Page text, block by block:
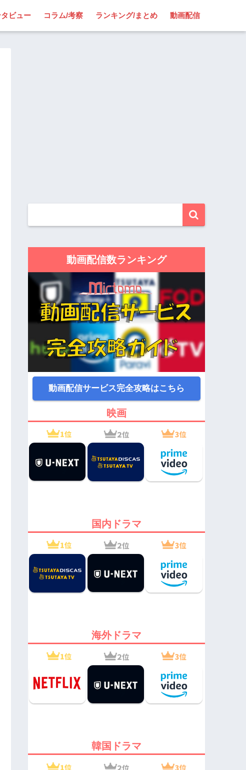
ビュー コラム/考察 ランキング/まとめ 動画配信
動画配信数ランキング
動画配信サービス完全攻略はこちら
映画
国内ドラマ
海外ドラマ
韓国ドラマ